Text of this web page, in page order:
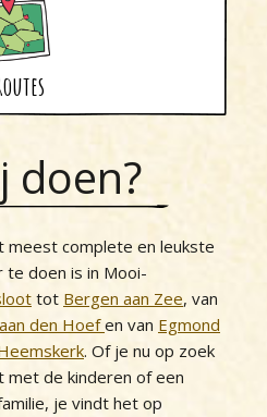
doen?
meest complete en leukste
te doen is in Mooi-
tot Bergen aan Zee, van
den Hoefen van Egmond
. Of je nu op zoek
met de kinderen of een
je vindt het op